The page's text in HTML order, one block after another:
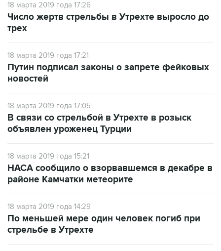
18 марта 2019 года 17:26
Число жертв стрельбы в Утрехте выросло до
трех
18 марта 2019 года 17:21
Путин подписал законы о запрете фейковых
новостей
18 марта 2019 года 17:05
В связи со стрельбой в Утрехте в розыск
объявлен уроженец Турции
18 марта 2019 года 15:21
НАСА сообщило о взорвавшемся в декабре в
районе Камчатки метеорите
18 марта 2019 года 14:29
По меньшей мере один человек погиб при
стрельбе в Утрехте